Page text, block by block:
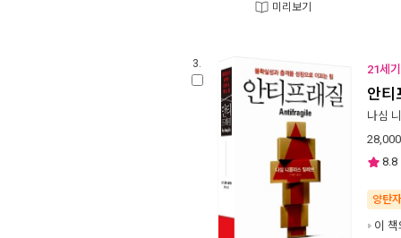
미리보기
3. 21세
안티
나심
28,000
8.8
양탄
이